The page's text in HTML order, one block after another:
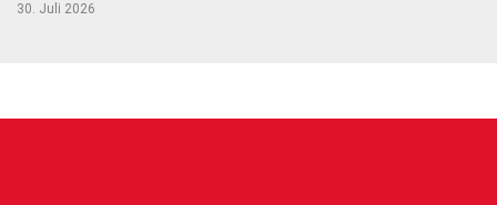
30. Juli 2026